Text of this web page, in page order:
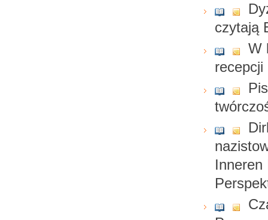
czytają
W
recepcji
Inneren